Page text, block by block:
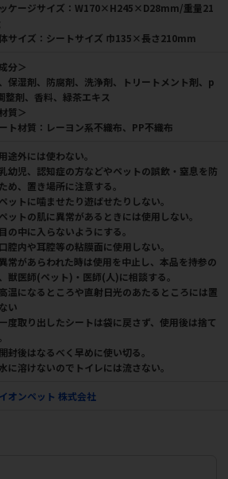
ケージサイズ：W170×H245×D28mm/重量21
サイズ：シートサイズ 巾135×長さ210mm
分＞
保湿剤、防腐剤、洗浄剤、トリートメント剤、p
整剤、香料、緑茶エキス
質＞
ト材質：レーヨン系不織布、PP不織布
途外には使わない。
乳幼児、認知症の方などやペットの誤飲・窒息を防
め、置き場所に注意する。
ットに噛ませたり遊ばせたりしない。
ットの肌に異常があるときには使用しない。
の中に入らないようにする。
腔内や耳腔等の粘膜面に使用しない。
異常があらわれた時は使用を中止し、本品を持参の
獣医師(ペット)・医師(人)に相談する。
高温になるところや直射日光のあたるところには置
い
度取り出したシートは袋に戻さず、使用後は捨て
封後はなるべく早めに使い切る。
に溶けないのでトイレには流さない。
オンペット 株式会社